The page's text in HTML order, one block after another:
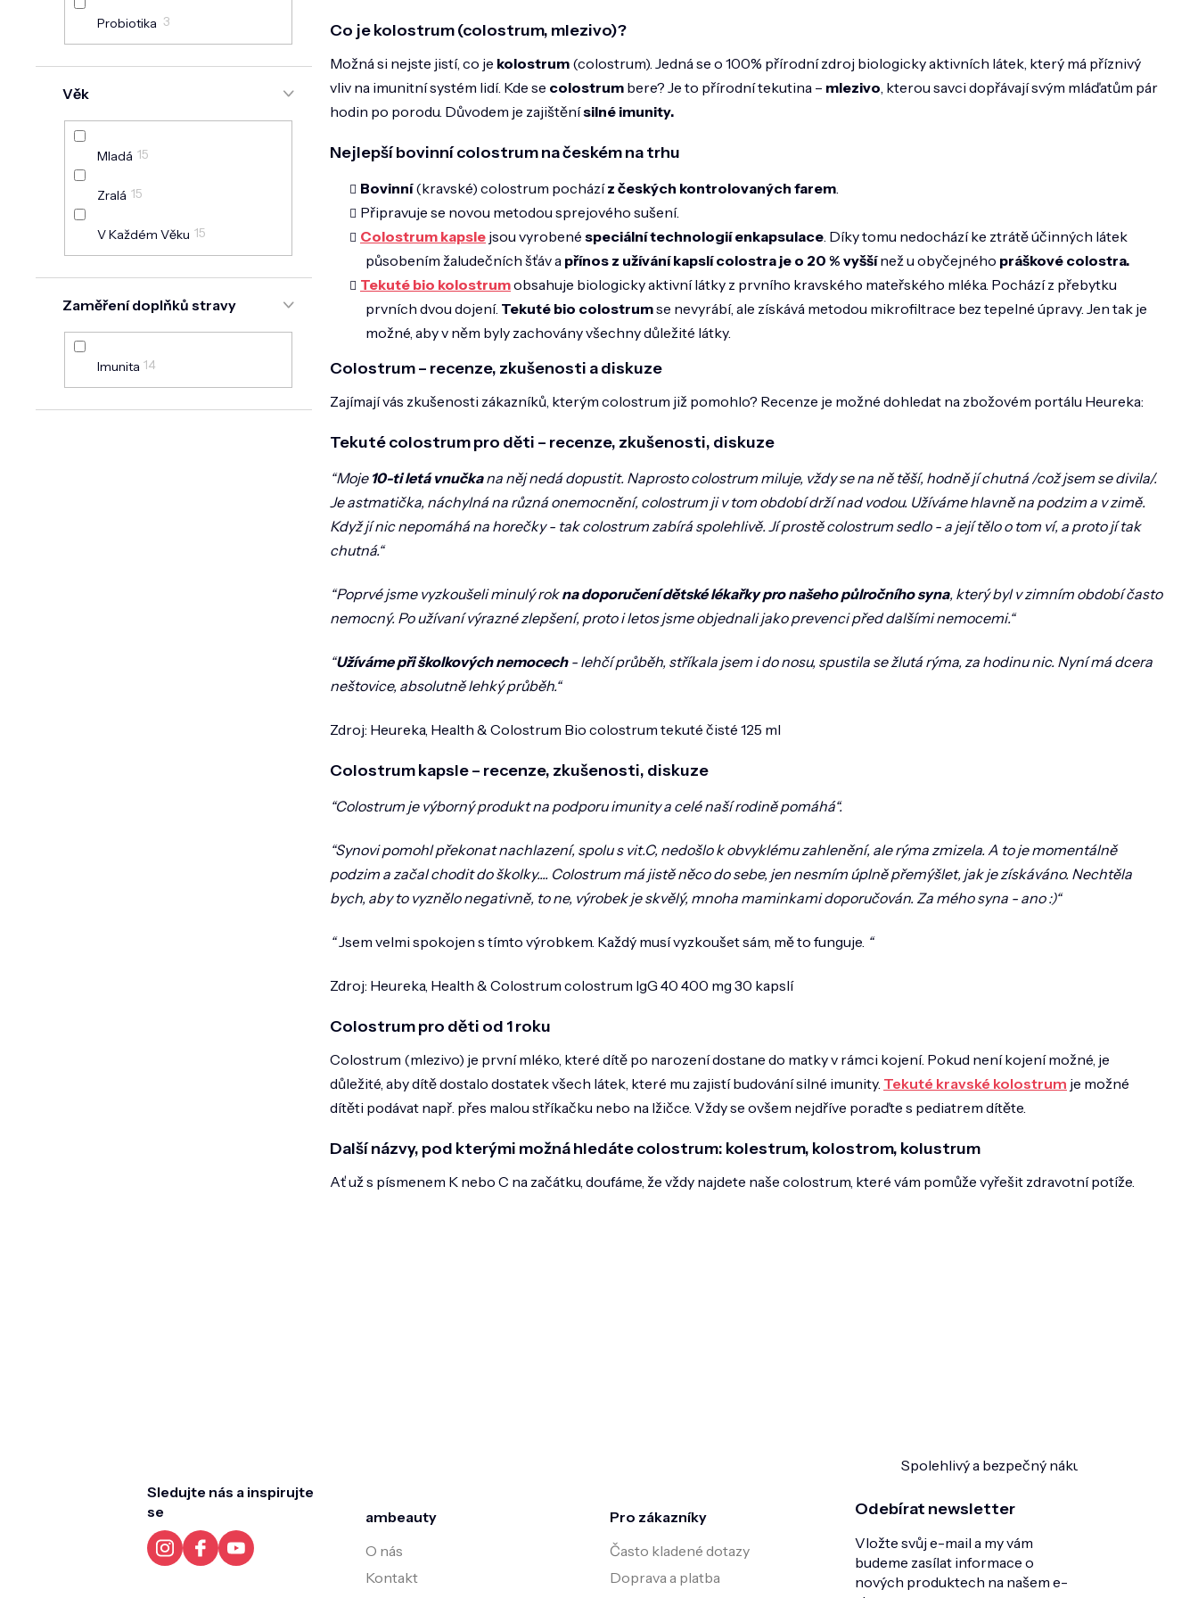
Probiotika 3
Věk
Mladá 15
Zralá 15
V Každém Věku 15
Zaměření doplňků stravy
Imunita 14
5
hvězdiček.
d
a
k
ý
i
s
u
Co je kolostrum (colostrum, mlezivo)?
Možná si nejste jistí, co je kolostrum (colostrum). Jedná se o 100% přírodní zdroj biologicky aktivních látek, který má příznivý
vliv na imunitní systém lidí. Kde se colostrum bere? Je to přírodní tekutina – mlezivo, kterou savci dopřávají svým mláďatům pár
hodin po porodu. Důvodem je zajištěnísilné imunity.
Nejlepší bovinní colostrum na českém na trhu
Bovinní(kravské) colostrum pocházíz českých kontrolovaných farem.
Připravuje se novou metodou sprejového sušení.
Colostrum kapsle jsou vyrobené speciální technologií enkapsulace. Díky tomu nedochází ke ztrátě účinných látek
působením žaludečních šťáv a přínos z užívání kapslí colostra je o 20 % vyššínež u obyčejného práškové colostra.
Tekuté bio kolostrumobsahuje biologicky aktivní látky z prvního kravského mateřského mléka. Pochází z přebytku
prvních dvou dojení. Tekuté bio colostrumse nevyrábí, ale získává metodou mikrofiltrace bez tepelné úpravy. Jen tak je
možné, aby v něm byly zachovány všechny důležité látky.
Colostrum – recenze, zkušenosti a diskuze
Zajímají vás zkušenosti zákazníků, kterým colostrum již pomohlo? Recenze je možné dohledat na zbožovém portálu Heureka:
Tekuté colostrum pro děti – recenze, zkušenosti, diskuze
“Moje10-ti letá vnučkana něj nedá dopustit. Naprosto colostrum miluje, vždy se na ně těší, hodně jí chutná /což jsem se divila/.
Je astmatička, náchylná na různá onemocnění, colostrum ji v tom období drží nad vodou. Užíváme hlavně na podzim a v zimě.
Když jí nic nepomáhá na horečky - tak colostrum zabírá spolehlivě. Jí prostě colostrum sedlo - a její tělo o tom ví, a proto jí tak
chutná.“
“Poprvé jsme vyzkoušeli minulý rokna doporučení dětské lékařky pro našeho půlročního syna, který byl v zimním období často
nemocný. Po užívaní výrazné zlepšení, proto i letos jsme objednali jako prevenci před dalšími nemocemi.“
“Užíváme při školkových nemocech- lehčí průběh, stříkala jsem i do nosu, spustila se žlutá rýma, za hodinu nic. Nyní má dcera
neštovice, absolutně lehký průběh.“
Zdroj: Heureka, Health & Colostrum Bio colostrum tekuté čisté 125 ml
Colostrum kapsle – recenze, zkušenosti, diskuze
“Colostrum je výborný produkt na podporu imunity a celé naší rodině pomáhá“.
“Synovi pomohl překonat nachlazení, spolu s vit.C, nedošlo k obvyklému zahlenění, ale rýma zmizela. A to je momentálně
podzim a začal chodit do školky.... Colostrum má jistě něco do sebe, jen nesmím úplně přemýšlet, jak je získáváno. Nechtěla
bych, aby to vyznělo negativně, to ne, výrobek je skvělý, mnoha maminkami doporučován. Za mého syna - ano :)“
“Jsem velmi spokojen s tímto výrobkem. Každý musí vyzkoušet sám, mě to funguje. “
Zdroj: Heureka, Health & Colostrum colostrum IgG 40 400 mg 30 kapslí
Colostrum pro děti od 1 roku
Colostrum (mlezivo) je první mléko, které dítě po narození dostane do matky v rámci kojení. Pokud není kojení možné, je
důležité, aby dítě dostalo dostatek všech látek, které mu zajistí budování silné imunity. Tekuté kravské kolostrum je možné
dítěti podávat např. přes malou stříkačku nebo na lžičce. Vždy se ovšem nejdříve poraďte s pediatrem dítěte.
Další názvy, pod kterými možná hledáte colostrum: kolestrum, kolostrom, kolustrum
Ať už s písmenem K nebo C na začátku, doufáme, že vždy najdete naše colostrum, které vám pomůže vyřešit zdravotní potíže.
Sledujte nás a inspirujte
se
ambeauty
O nás
Kontakt
Pro zákazníky
Často kladené dotazy
Doprava a platba
Spolehlivý a bezpečný nákup
Odebírat newsletter
Vložte svůj e-mail a my vám
budeme zasílat informace o
nových produktech na našem e-